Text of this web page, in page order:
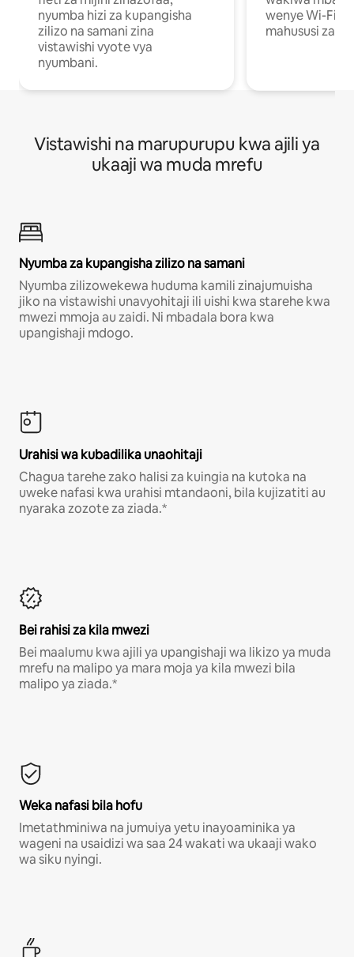
nyumba hizi za kupangisha
zilizo na samani zina
vistawishi vyote vya
nyumbani.
wenye Wi-Fi
mahususi za
Vistawishi na marupurupu kwa ajili ya
ukaaji wa muda mrefu
Nyumba za kupangisha zilizo na samani
Nyumba zilizowekewa huduma kamili zinajumuisha
jiko na vistawishi unavyohitaji ili uishi kwa starehe kwa
mwezi mmoja au zaidi. Ni mbadala bora kwa
upangishaji mdogo.
Urahisi wa kubadilika unaohitaji
Chagua tarehe zako halisi za kuingia na kutoka na
uweke nafasi kwa urahisi mtandaoni, bila kujizatiti au
nyaraka zozote za ziada.*
Bei rahisi za kila mwezi
Bei maalumu kwa ajili ya upangishaji wa likizo ya muda
mrefu na malipo ya mara moja ya kila mwezi bila
malipo ya ziada.*
Weka nafasi bila hofu
Imetathminiwa na jumuiya yetu inayoaminika ya
wageni na usaidizi wa saa 24 wakati wa ukaaji wako
wa siku nyingi.